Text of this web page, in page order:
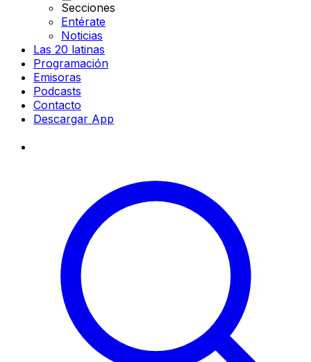
Secciones
Entérate
Noticias
Las 20 latinas
Programación
Emisoras
Podcasts
Contacto
Descargar App